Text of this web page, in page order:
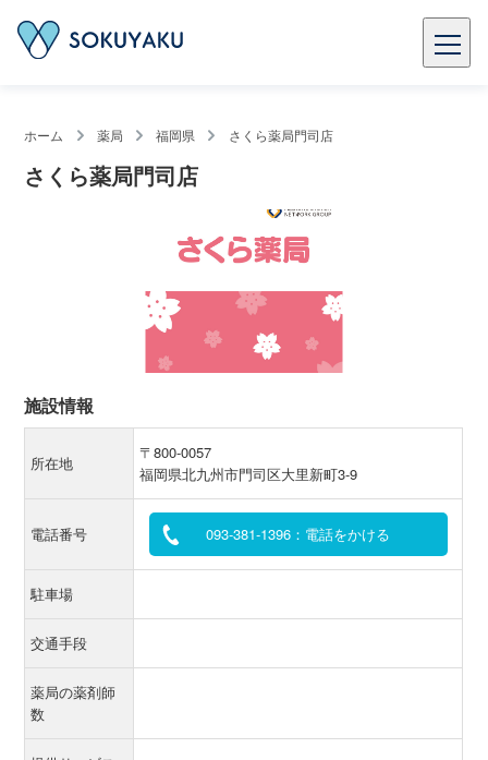
ホーム 薬局 福岡県 さくら薬局門司店
さくら薬局門司店
施設情報
所在地
〒800-0057
福岡県北九州市門司区大里新町3-9
電話番号 093-381-1396：電話をかける
駐車場
交通手段
薬局の薬剤師
数